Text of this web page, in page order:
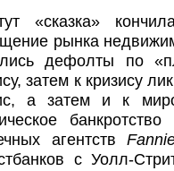
«сказка»
рынка
дефолты по
затем к кризису
а затем и к
агентств
с Уолл-